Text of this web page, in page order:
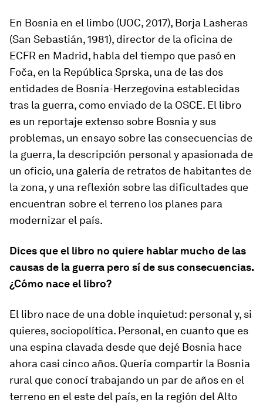
En Bosnia en el limbo (UOC, 2017), Borja Lasheras
(San Sebastián, 1981), director de la oficina de
ECFR en Madrid, habla del tiempo que pasó en
Foča, en la República Sprska, una de las dos
entidades de Bosnia-Herzegovina establecidas
tras la guerra, como enviado de la OSCE. El libro
es un reportaje extenso sobre Bosnia y sus
problemas, un ensayo sobre las consecuencias de
la guerra, la descripción personal y apasionada de
un oficio, una galería de retratos de habitantes de
la zona, y una reflexión sobre las dificultades que
encuentran sobre el terreno los planes para
modernizar el país.
Dices que el libro no quiere hablar mucho de las
causas de la guerra pero sí de sus consecuencias.
¿Cómo nace el libro?
El libro nace de una doble inquietud: personal y, si
quieres, sociopolítica. Personal, en cuanto que es
una espina clavada desde que dejé Bosnia hace
ahora casi cinco años. Quería compartir la Bosnia
rural que conocí trabajando un par de años en el
terreno en el este del país, en la región del Alto